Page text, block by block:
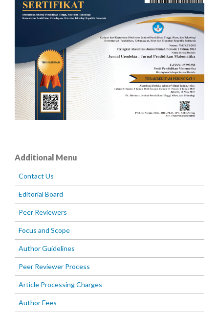
Additional Menu
Contact Us
Editorial Board
Peer Reviewers
Focus and Scope
Author Guidelines
Peer Reviewer Process
Article Processing Charges
Author Fees